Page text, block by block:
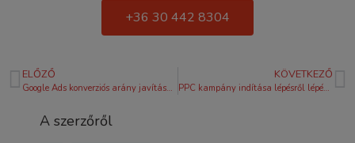
+36 30 442 8304
ELŐZŐ
Google Ads konverziós arány javítása: Stratégiai útmutató a magasabb profithoz 2026-ban
KÖVETKEZŐ
PPC kampány indítása lépésről lépésre 2026: Útmutató a biztos megtérüléshez
A szerzőről